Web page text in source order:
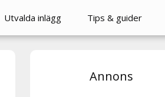
Utvalda inlägg Tips & guider
Annons